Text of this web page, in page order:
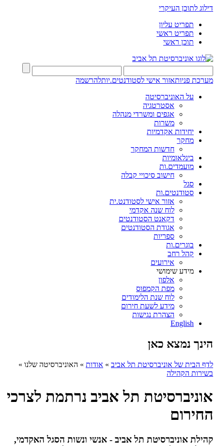
דילוג לתוכן העיקרי
תפריט עליון
תפריט ראשי
תוכן ראשי
מערכת פניותאזור אישי לסטודנטים.יותלהרשמה
על האוניברסיטה
אסטרטגיה
אגפים ומשרדי מנהלה
משרות
יחידות אקדמיות
מחקר
חדשות המחקר
בינלאומיות
מועמדים.ות
חישוב סיכויי קבלה
סגל
סטודנטים.ות
אזור אישי לסטודנט.ית
לוח שנה אקדמי
דקאנט הסטודנטים
אגודת הסטודנטים
ספריות
בוגרים.ות
קהל רחב
אירועים
מידע שימושי
אלפון
מפת הקמפוס
לוח שנת הלימודים
מידע לשעת חירום
הצהרת נגישות
English
הינך נמצא כאן
לדף הבית של אוניברסיטת תל אביב » אודות » האוניברסיטה שלנו »
בשירות הקהילה
אוניברסיטת תל אביב נרתמת לצרכי
החירום
קהילת אוניברסיטת תל אביב - אנשי ונשות הסגל האקדמי,